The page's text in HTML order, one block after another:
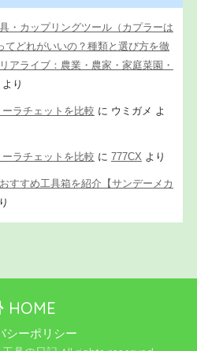
・カップリングツール（カプラーは
てどれがいいの？種類と選び方を徹
アライブ：農業・農家・家庭菜園・
より
ラチェットを比較 に ウミガメ よ
ラチェットを比較 に 777CX より
すすめ工具箱を紹介【サンデーメカ
HOME
シーポリシー